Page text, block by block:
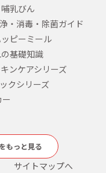
乳びん
・消毒・除菌ガイド
ピーミール
基礎知識
ンケアシリーズ
クシリーズ
もっと見る
サイトマップへ